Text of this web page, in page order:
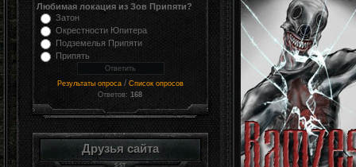
Любимая локация из Зов Припяти?
Затон
Окрестности Юпитера
Подземелья Припяти
Припять
Результаты опроса / Список опросов
Ответов:168
Друзья сайта